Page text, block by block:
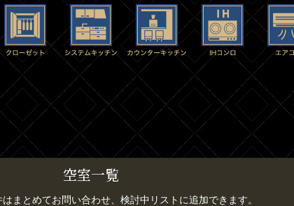
空室一覧
まとめてお問い合わせ、検討中リストに追加できます。